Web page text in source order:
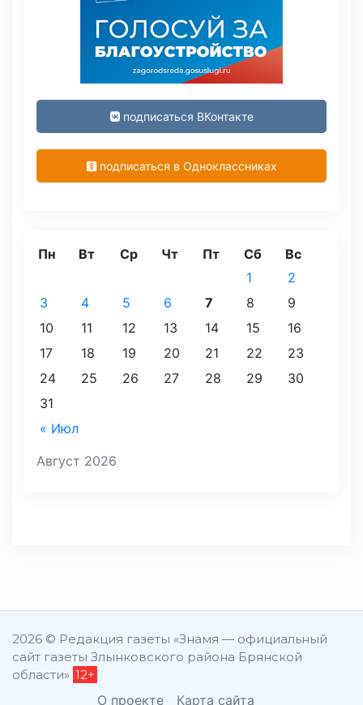
подписаться ВКонтакте
подписаться в Одноклассниках
Август 2026
Пн Вт Ср Чт Пт Сб Вс
« Июл
1
2
3
4 5 6 7 8
9
10
11 12 13 14 15
16
17
18 19 20 21 22
23
24
25 26 27 28 29
30
31
2026 © Редакция газеты «Знамя — официальный
сайт газеты Злынковского района Брянской
области» 12+
О проекте Карта сайта